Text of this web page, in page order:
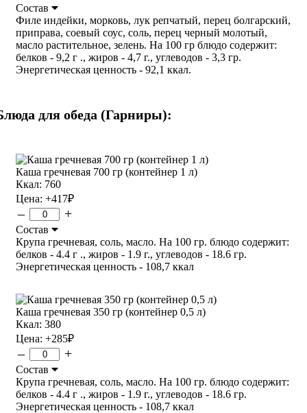
Состав
Филе индейки, морковь, лук репчатый, перец болгарский,
приправа, соевый соус, соль, перец черный молотый,
масло растительное, зелень. На 100 гр блюдо содержит:
белков - 9,2 г ., жиров - 4,7 г., углеводов - 3,3 гр.
Энергетическая ценность - 92,1 ккал.
для обеда (Гарниры):
Каша гречневая 700 гр (контейнер 1 л)
Ккал: 760
Цена: +417₽
– +
Состав
Крупа гречневая, соль, масло. На 100 гр. блюдо содержит:
белков - 4.4 г ., жиров - 1.9 г., углеводов - 18.6 гр.
Энергетическая ценность - 108,7 ккал
Каша гречневая 350 гр (контейнер 0,5 л)
Ккал: 380
Цена: +285₽
– +
Состав
Крупа гречневая, соль, масло. На 100 гр. блюдо содержит:
белков - 4.4 г ., жиров - 1.9 г., углеводов - 18.6 гр.
Энергетическая ценность - 108,7 ккал